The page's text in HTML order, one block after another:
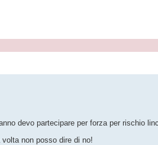
devo partecipare per forza per rischio
non posso dire di no!